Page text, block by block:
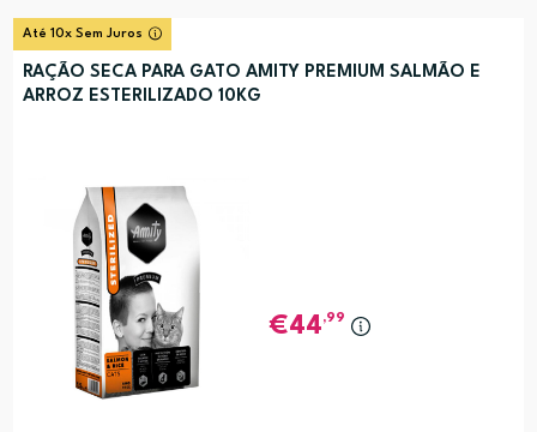
Até 10x Sem Juros
RAÇÃO SECA PARA GATO AMITY PREMIUM SALMÃO E
ARROZ ESTERILIZADO 10KG
44,99